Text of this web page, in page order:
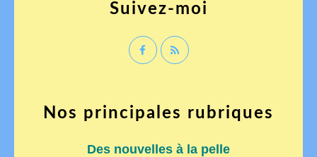
Suivez-moi
Nos principales rubriques
Des nouvelles à la pelle